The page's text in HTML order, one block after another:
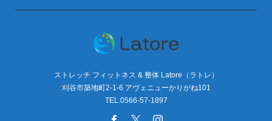
ストレッチ フィットネス & 整体 Latore（ラトレ）
刈谷市築地町2-1-6 アヴェニューかりがね101
TEL.0566-57-1897